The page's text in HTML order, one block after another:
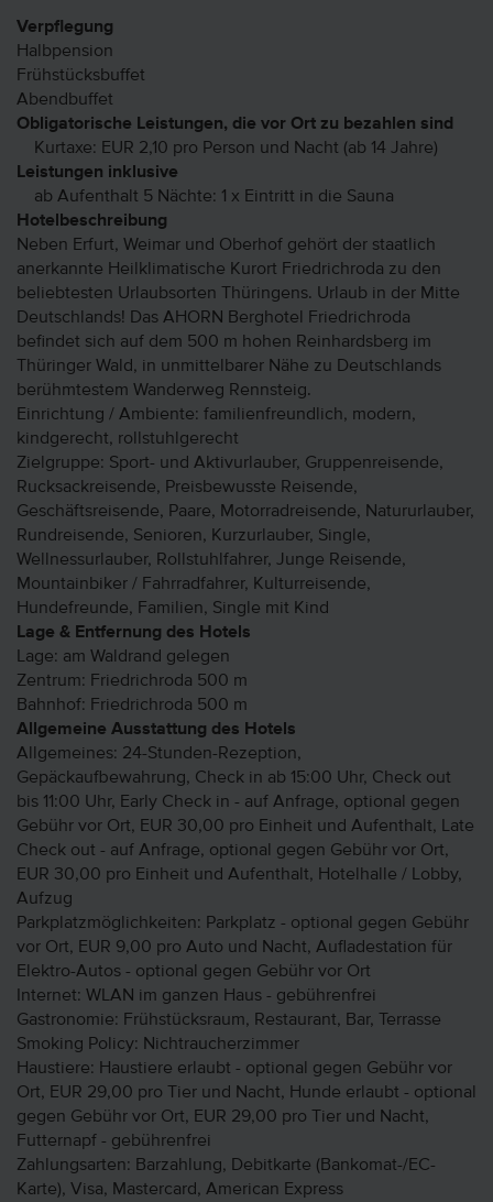
Verpflegung
Halbpension
Frühstücksbuffet
Abendbuffet
Obligatorische Leistungen, die vor Ort zu bezahlen sind
Kurtaxe: EUR 2,10 pro Person und Nacht (ab 14 Jahre)
Leistungen inklusive
ab Aufenthalt 5 Nächte: 1 x Eintritt in die Sauna
Hotelbeschreibung
Neben Erfurt, Weimar und Oberhof gehört der staatlich
anerkannte Heilklimatische Kurort Friedrichroda zu den
beliebtesten Urlaubsorten Thüringens. Urlaub in der Mitte
Deutschlands! Das AHORN Berghotel Friedrichroda
befindet sich auf dem 500 m hohen Reinhardsberg im
Thüringer Wald, in unmittelbarer Nähe zu Deutschlands
berühmtestem Wanderweg Rennsteig.
Einrichtung / Ambiente: familienfreundlich, modern,
kindgerecht, rollstuhlgerecht
Zielgruppe: Sport- und Aktivurlauber, Gruppenreisende,
Rucksackreisende, Preisbewusste Reisende,
Geschäftsreisende, Paare, Motorradreisende, Natururlauber,
Rundreisende, Senioren, Kurzurlauber, Single,
Wellnessurlauber, Rollstuhlfahrer, Junge Reisende,
Mountainbiker / Fahrradfahrer, Kulturreisende,
Hundefreunde, Familien, Single mit Kind
Lage & Entfernung des Hotels
Lage: am Waldrand gelegen
Zentrum: Friedrichroda 500 m
Bahnhof: Friedrichroda 500 m
Allgemeine Ausstattung des Hotels
Allgemeines: 24-Stunden-Rezeption,
Gepäckaufbewahrung, Check in ab 15:00 Uhr, Check out
bis 11:00 Uhr, Early Check in - auf Anfrage, optional gegen
Gebühr vor Ort, EUR 30,00 pro Einheit und Aufenthalt, Late
Check out - auf Anfrage, optional gegen Gebühr vor Ort,
EUR 30,00 pro Einheit und Aufenthalt, Hotelhalle / Lobby,
Aufzug
Parkplatzmöglichkeiten: Parkplatz - optional gegen Gebühr
vor Ort, EUR 9,00 pro Auto und Nacht, Aufladestation für
Elektro-Autos - optional gegen Gebühr vor Ort
Internet: WLAN im ganzen Haus - gebührenfrei
Gastronomie: Frühstücksraum, Restaurant, Bar, Terrasse
Smoking Policy: Nichtraucherzimmer
Haustiere: Haustiere erlaubt - optional gegen Gebühr vor
Ort, EUR 29,00 pro Tier und Nacht, Hunde erlaubt - optional
gegen Gebühr vor Ort, EUR 29,00 pro Tier und Nacht,
Futternapf - gebührenfrei
Zahlungsarten: Barzahlung, Debitkarte (Bankomat-/EC-
Karte), Visa, Mastercard, American Express